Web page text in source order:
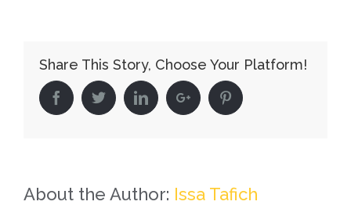
la
participación
de
la
Share This Story, Choose Your Platform!
FacebookTwitterLinkedinGoogle+ Pinterest
About the Author: Issa Tafich